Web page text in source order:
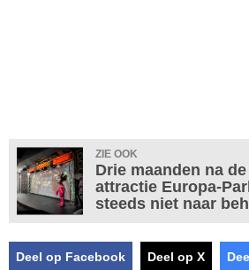
ZIE OOK
Drie maanden na
attractie Europa-
steeds niet naar
Deel op Facebook Deel op X